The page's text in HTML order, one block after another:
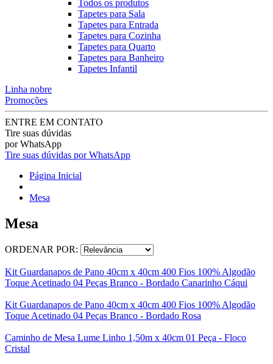
Todos os produtos
Tapetes para Sala
Tapetes para Entrada
Tapetes para Cozinha
Tapetes para Quarto
Tapetes para Banheiro
Tapetes Infantil
Linha nobre
Promoções
ENTRE EM CONTATO
Tire suas dúvidas
por WhatsApp
Tire suas dúvidas por WhatsApp
Página Inicial
Mesa
Mesa
ORDENAR POR:
Kit Guardanapos de Pano 40cm x 40cm 400 Fios 100% Algodão
Toque Acetinado 04 Peças Branco - Bordado Canarinho Cáqui
Kit Guardanapos de Pano 40cm x 40cm 400 Fios 100% Algodão
Toque Acetinado 04 Peças Branco - Bordado Rosa
Caminho de Mesa Lume Linho 1,50m x 40cm 01 Peça - Floco
Cristal